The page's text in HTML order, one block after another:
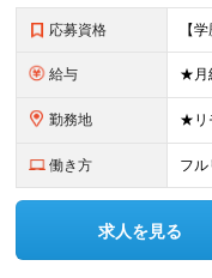
応募資格
給与
勤務地
働き方 フル
求人を見る